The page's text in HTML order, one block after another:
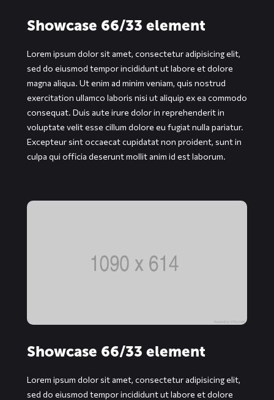
Showcase 66/33 element
Lorem ipsum dolor sit amet, consectetur adipisicing elit,
sed do eiusmod tempor incididunt ut labore et dolore
magna aliqua. Ut enim ad minim veniam, quis nostrud
exercitation ullamco laboris nisi ut aliquip ex ea commodo
consequat. Duis aute irure dolor in reprehenderit in
voluptate velit esse cillum dolore eu fugiat nulla pariatur.
Excepteur sint occaecat cupidatat non proident, sunt in
culpa qui officia deserunt mollit anim id est laborum.
Showcase 66/33 element
Lorem ipsum dolor sit amet, consectetur adipisicing elit,
sed do eiusmod tempor incididunt ut labore et dolore